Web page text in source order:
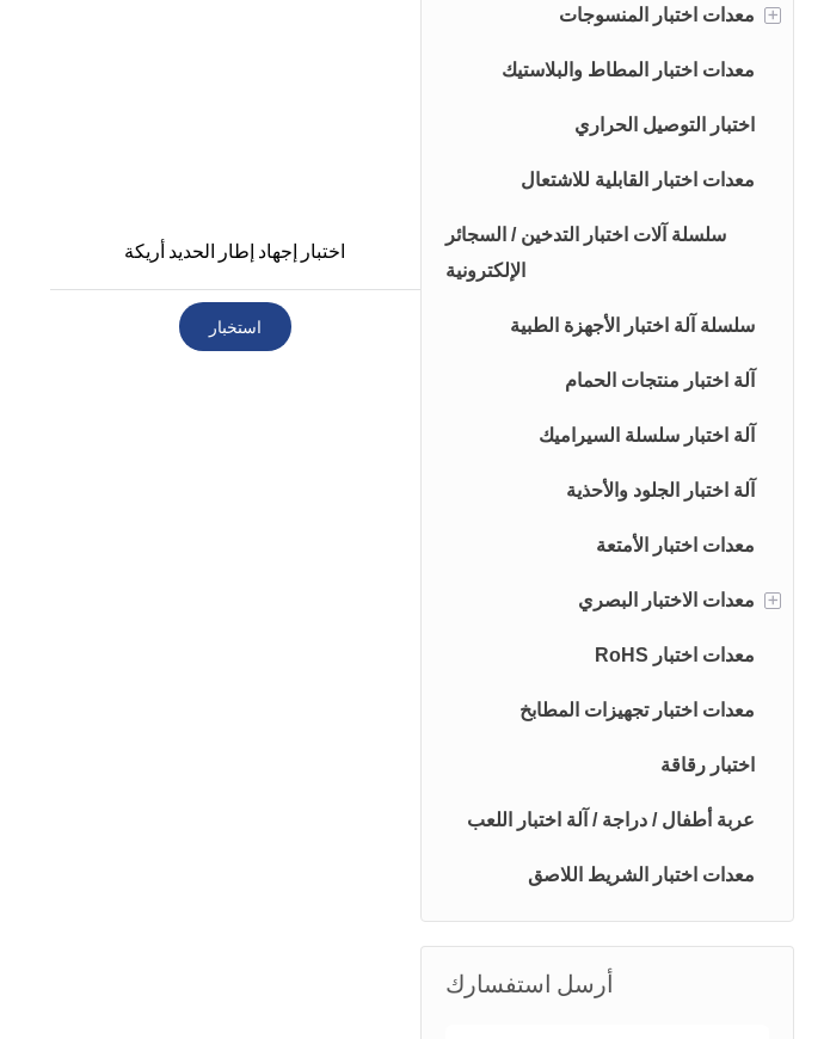
آلة تغليف البليت القياسية
+ معدات اختبار المنسوجات
اختبار غير منسوج
اختبار الصباغة والتشطيب
اختبار النسيج
معدات اختبار المطاط والبلاستيك
اختبار التوصيل الحراري
معدات اختبار القابلية للاشتعال
سلسلة آلات اختبار التدخين / السجائر
الإلكترونية
سلسلة آلة اختبار الأجهزة الطبية
آلة اختبار منتجات الحمام
آلة اختبار سلسلة السيراميك
آلة اختبار الجلود والأحذية
معدات اختبار الأمتعة
+ معدات الاختبار البصري
آلة قياس 2D
آلة قياس 3D
معدات اختبار RoHS
معدات اختبار تجهيزات المطابخ
اختبار رقاقة
عربة أطفال / دراجة / آلة اختبار اللعب
معدات اختبار الشريط اللاصق
أرسل استفسارك
اختبار إجهاد إطار الحديد أريكة
استخبار